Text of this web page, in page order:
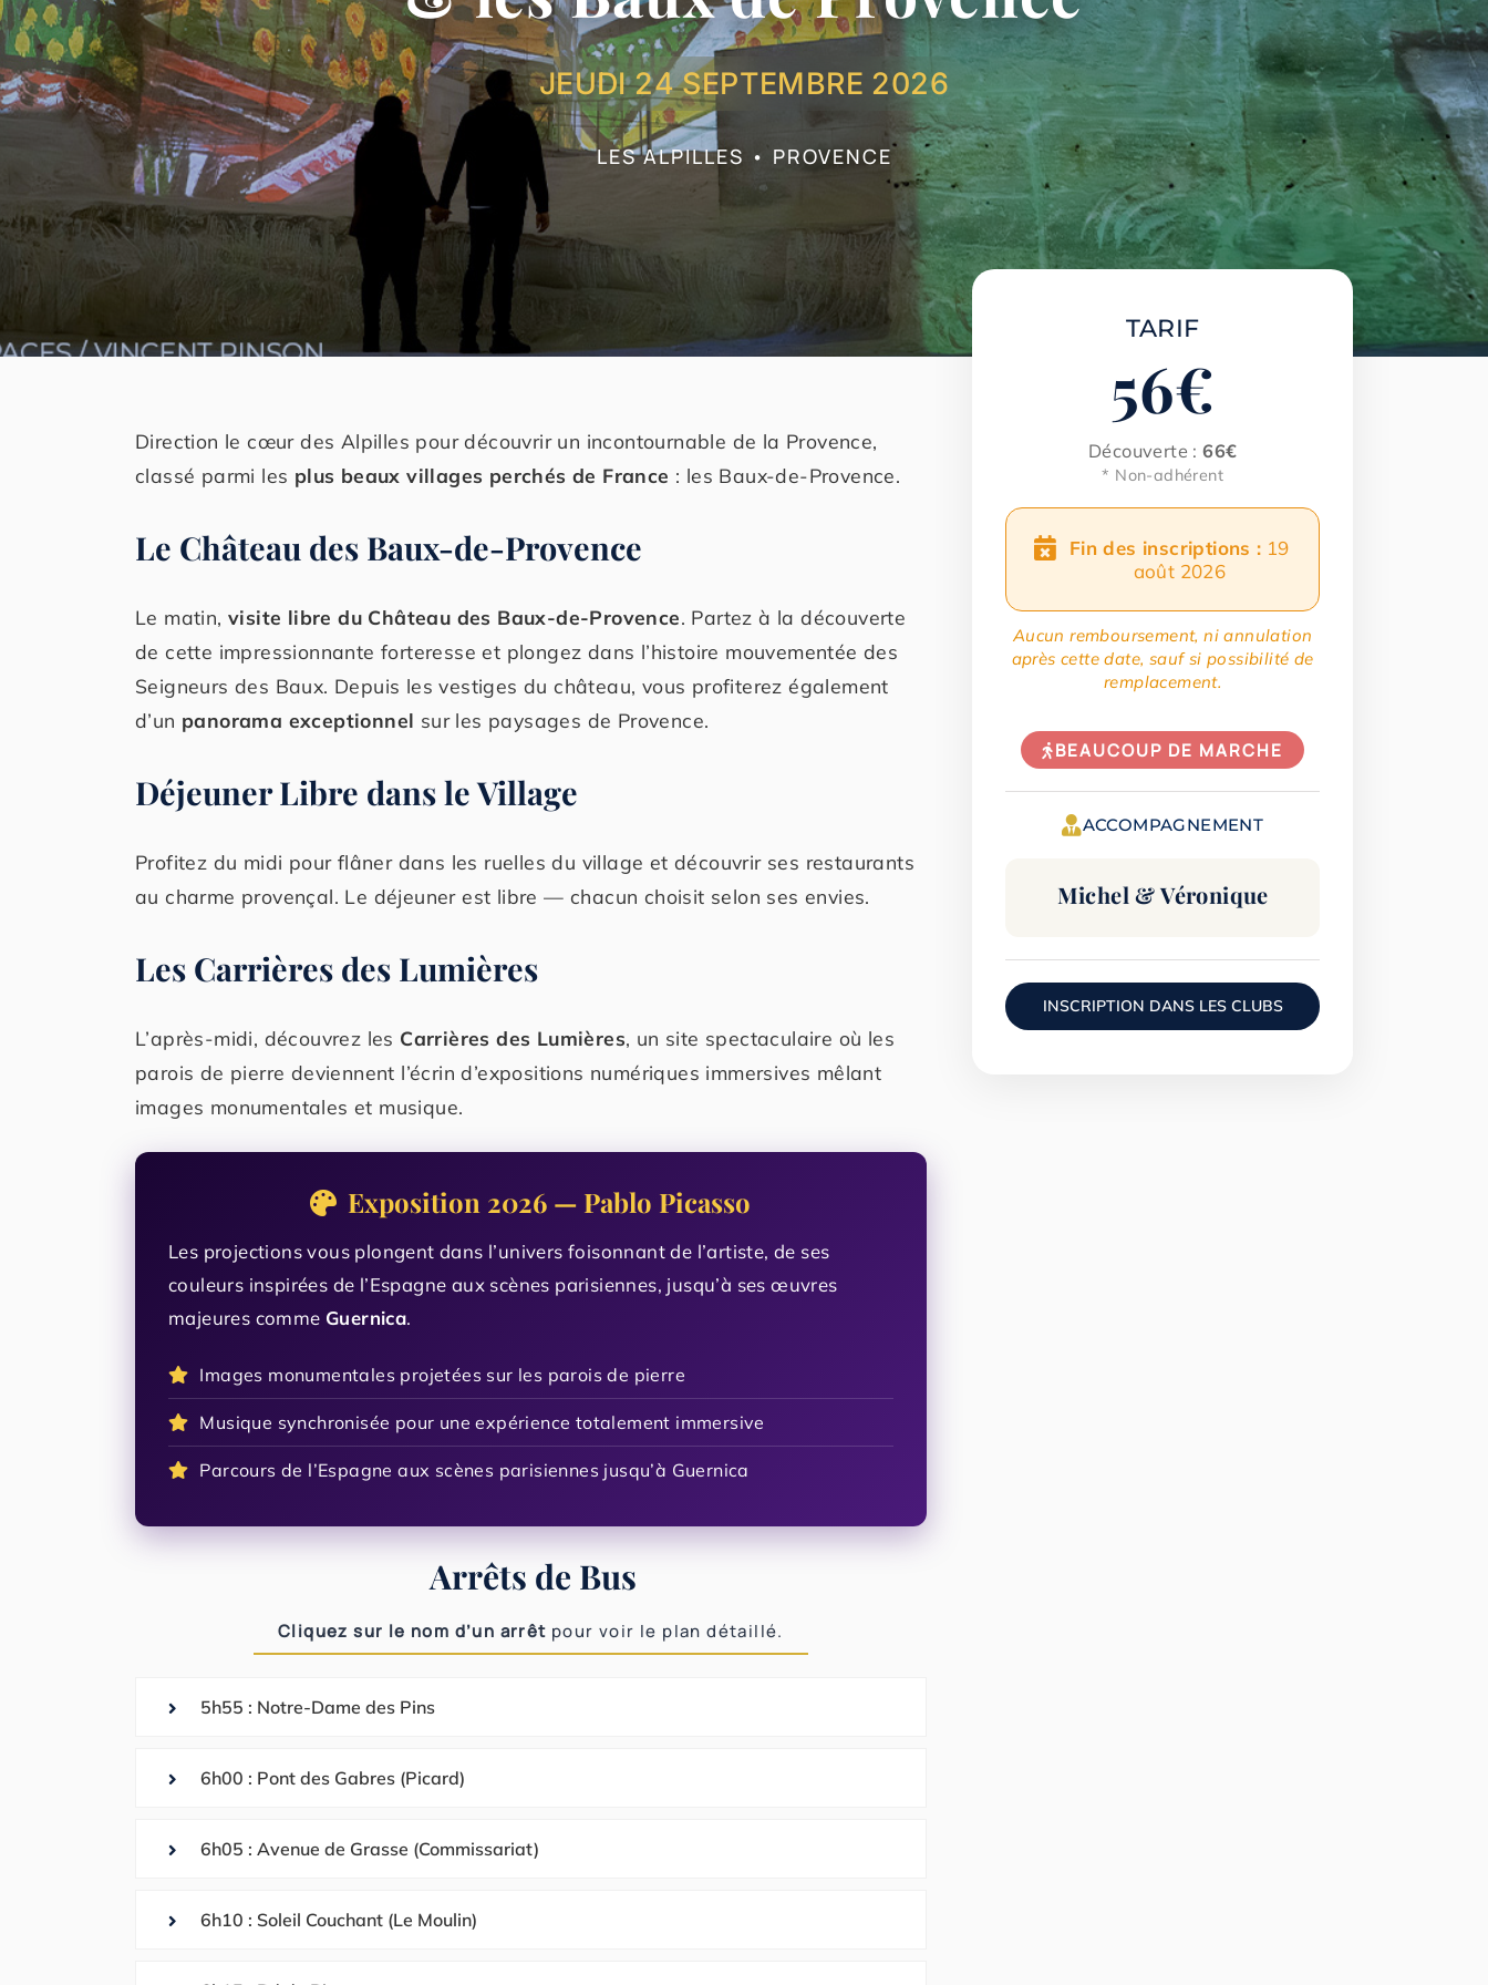
JEUDI 24 SEPTEMBRE 2026
LES ALPILLES • PROVENCE
Direction le cœur des Alpilles pour découvrir un incontournable de la Provence,
classé parmi les plus beaux villages perchés de France : les Baux-de-Provence.
Le Château des Baux-de-Provence
Le matin, visite libre du Château des Baux-de-Provence. Partez à la découverte
de cette impressionnante forteresse et plongez dans l’histoire mouvementée des
Seigneurs des Baux. Depuis les vestiges du château, vous profiterez également
d’un panorama exceptionnel sur les paysages de Provence.
Déjeuner Libre dans le Village
Profitez du midi pour flâner dans les ruelles du village et découvrir ses restaurants
au charme provençal. Le déjeuner est libre — chacun choisit selon ses envies.
Les Carrières des Lumières
L’après-midi, découvrez les Carrières des Lumières, un site spectaculaire où les
parois de pierre deviennent l’écrin d’expositions numériques immersives mêlant
images monumentales et musique.
Exposition 2026 — Pablo Picasso
Les projections vous plongent dans l’univers foisonnant de l’artiste, de ses
couleurs inspirées de l’Espagne aux scènes parisiennes, jusqu’à ses œuvres
majeures comme Guernica.
Images monumentales projetées sur les parois de pierre
Musique synchronisée pour une expérience totalement immersive
Parcours de l’Espagne aux scènes parisiennes jusqu’à Guernica
Arrêts de Bus
Cliquez sur le nom d’un arrêt pour voir le plan détaillé.
5h55 : Notre-Dame des Pins
6h00 : Pont des Gabres (Picard)
6h05 : Avenue de Grasse (Commissariat)
6h10 : Soleil Couchant (Le Moulin)
TARIF
56€
Découverte :66€
* Non-adhérent
Fin des inscriptions : 19
août 2026
Aucun remboursement, ni annulation
après cette date, sauf si possibilité de
remplacement.
BEAUCOUP DE MARCHE
ACCOMPAGNEMENT
Michel & Véronique
INSCRIPTION DANS LES CLUBS